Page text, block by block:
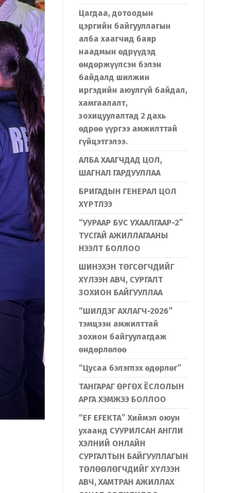
Цагдаа, дотоодын
цэргийн байгууллагын
алба хаагчид баяр
наадмын өдрүүдэд
өндөржүүлсэн бэлэн
байдалд шилжин
иргэдийн аюулгүй байдал,
хамгаалалт,
зохицуулалтад 2 дахь
өдрөө үүргээ амжилттай
гүйцэтгэлээ.
АЛБА ХААГЧДАД ЦОЛ,
ШАГНАЛ ГАРДУУЛЛАА
БРИГАДЫН ГЕНЕРАЛ ЦОЛ
ХҮРТЛЭЭ
“УУРААР БУС УХААЛГААР-2”
ТУСГАЙ АЖИЛЛАГААНЫ
НЭЭЛТ БОЛЛОО
ШИНЭХЭН ТӨГСӨГЧДИЙГ
ХҮЛЭЭН АВЧ, СУРГАЛТ
ЗОХИОН БАЙГУУЛЛАА
“ШИЛДЭГ АХЛАГЧ-2026”
тэмцээн амжилттай
зохион байгуулагдаж
өндөрлөлөө
“Цусаа бэлэглэх өдөрлөг”
ТАНГАРАГ ӨРГӨХ ЁСЛОЛЫН
АРГА ХЭМЖЭЭ БОЛЛОО
“EF EFEKTA” Хиймэл оюун
ухаанд СУУРИЛСАН АНГЛИ
ХЭЛНИЙ ОНЛАЙН
СУРГАЛТЫН БАЙГУУЛЛАГЫН
ТӨЛӨӨЛӨГЧДИЙГ ХҮЛЭЭН
АВЧ, ХАМТРАН АЖИЛЛАХ